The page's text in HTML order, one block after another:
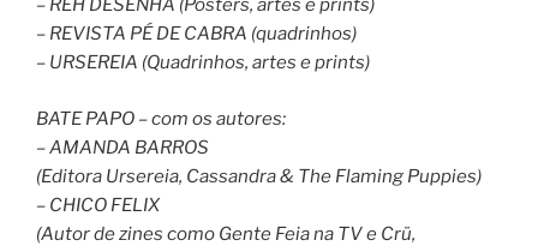
– REH DESENHA (Pôsters, artes e prints)
– REVISTA PÉ DE CABRA (quadrinhos)
– URSEREIA (Quadrinhos, artes e prints)
BATE PAPO – com os autores:
– AMANDA BARROS
(Editora Ursereia, Cassandra & The Flaming Puppies)
– CHICO FELIX
(Autor de zines como Gente Feia na TV e Crü,